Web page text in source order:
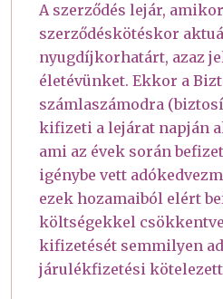
A szerződés lejár,
szerződéskötéskor
nyugdíjkorhatárt, azaz
életévünket. Ekkor a
számlaszámodra
kifizeti a lejárat napján
ami az évek során
igénybe vett
ezek hozamaiból elért
költségekkel
kifizetését semmilyen
járulékfizetési